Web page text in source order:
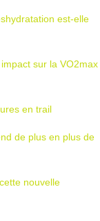
est-elle
sur la VO2max
en trail
de plus en plus de
nouvelle